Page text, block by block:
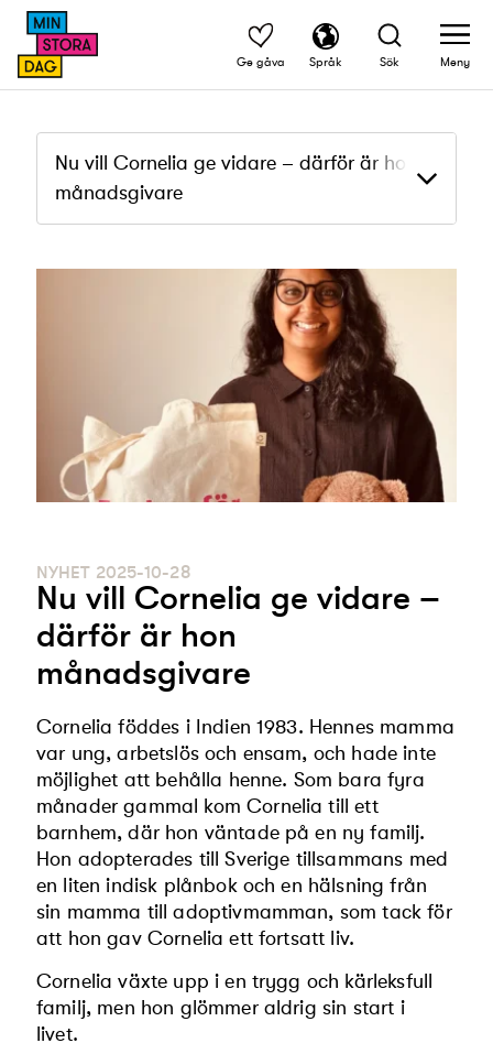
Ge gåva Språk Sök Meny
Nu vill Cornelia ge vidare – därför är hon
månadsgivare
NYHET 2025-10-28
Nu vill Cornelia ge vidare –
därför är hon
månadsgivare
Cornelia föddes i Indien 1983. Hennes mamma
var ung, arbetslös och ensam, och hade inte
möjlighet att behålla henne. Som bara fyra
månader gammal kom Cornelia till ett
barnhem, där hon väntade på en ny familj.
Hon adopterades till Sverige tillsammans med
en liten indisk plånbok och en hälsning från
sin mamma till adoptivmamman, som tack för
att hon gav Cornelia ett fortsatt liv.
Cornelia växte upp i en trygg och kärleksfull
familj, men hon glömmer aldrig sin start i
livet.